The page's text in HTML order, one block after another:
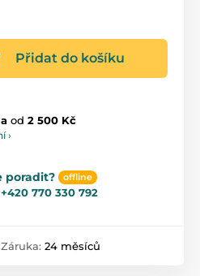
Přidat do košíku
od 2 500 Kč
›
poradit? offline
+420 770 330 792
Záruka: 24 měsíců